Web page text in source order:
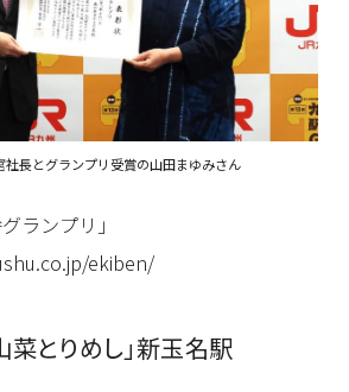
社長とグランプリ受賞の山田まゆみさん
ランプリ」
ekiben/
菜とりめし」新玉名駅